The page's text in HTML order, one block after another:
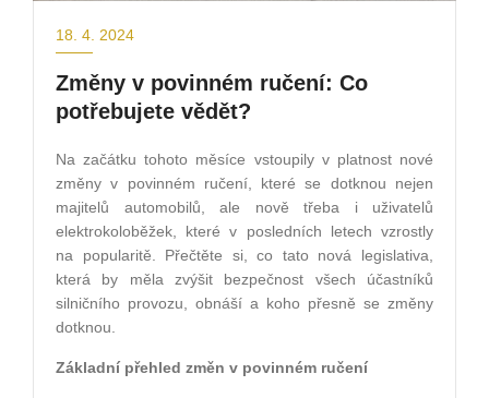
18. 4. 2024
Změny v povinném ručení: Co
potřebujete vědět?
Na začátku tohoto měsíce vstoupily v platnost nové
změny v povinném ručení, které se dotknou nejen
majitelů automobilů, ale nově třeba i uživatelů
elektrokoloběžek, které v posledních letech vzrostly
na popularitě. Přečtěte si, co tato nová legislativa,
která by měla zvýšit bezpečnost všech účastníků
silničního provozu, obnáší a koho přesně se změny
dotknou.
Základní přehled změn v povinném ručení